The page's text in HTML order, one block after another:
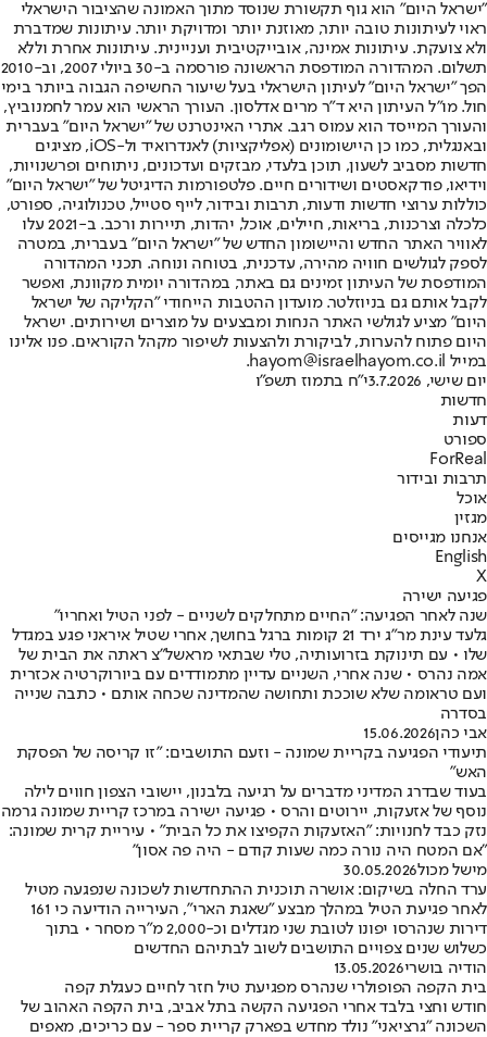
"ישראל היום" הוא גוף תקשורת שנוסד מתוך האמונה שהציבור הישראלי
ראוי לעיתונות טובה יותר, מאוזנת יותר ומדויקת יותר. עיתונות שמדברת
ולא צועקת. עיתונות אמינה, אובייקטיבית ועניינית. עיתונות אחרת וללא
תשלום. המהדורה המודפסת הראשונה פורסמה ב-30 ביולי 2007, וב-2010
הפך "ישראל היום" לעיתון הישראלי בעל שיעור החשיפה הגבוה ביותר בימי
חול. מו"ל העיתון היא ד"ר מרים אדלסון. העורך הראשי הוא עמר לחמנוביץ,
והעורך המייסד הוא עמוס רגב. אתרי האינטרנט של "ישראל היום" בעברית
ובאנגלית, כמו כן היישומונים (אפליקציות) לאנדרואיד ול-iOS, מציגים
חדשות מסביב לשעון, תוכן בלעדי, מבזקים ועדכונים, ניתוחים ופרשנויות,
וידיאו, פודקאסטים ושידורים חיים. פלטפורמות הדיגיטל של "ישראל היום"
כוללות ערוצי חדשות ודעות, תרבות ובידור, לייף סטייל, טכנולוגיה, ספורט,
כלכלה וצרכנות, בריאות, חיילים, אוכל, יהדות, תיירות ורכב. ב-2021 עלו
לאוויר האתר החדש והיישומון החדש של "ישראל היום" בעברית, במטרה
לספק לגולשים חוויה מהירה, עדכנית, בטוחה ונוחה. תכני המהדורה
המודפסת של העיתון זמינים גם באתר, במהדורה יומית מקוונת, ואפשר
לקבל אותם גם בניוזלטר. מועדון ההטבות הייחודי "הקליקה של ישראל
היום" מציע לגולשי האתר הנחות ומבצעים על מוצרים ושירותים. ישראל
היום פתוח להערות, לביקורת ולהצעות לשיפור מקהל הקוראים. פנו אלינו
במייל hayom@israelhayom.co.il.
יום שישי, 3.7.2026
י"ח בתמוז תשפ"ו
חדשות
דעות
ספורט
ForReal
תרבות ובידור
אוכל
מגזין
אנחנו מגייסים
English
X
פגיעה ישירה
שנה לאחר הפגיעה: "החיים מתחלקים לשניים - לפני הטיל ואחריו"
גלעד עינת מר"ג ירד 21 קומות ברגל בחושך, אחרי שטיל איראני פגע במגדל
שלו • עם תינוקת בזרועותיה, טלי שבתאי מראשל"צ ראתה את הבית של
אמה נהרס • שנה אחרי, השניים עדיין מתמודדים עם ביורוקרטיה אכזרית
ועם טראומה שלא שוככת ותחושה שהמדינה שכחה אותם • כתבה שנייה
בסדרה
אבי כהן15.06.2026
תיעודי הפגיעה בקריית שמונה - וזעם התושבים: "זו קריסה של הפסקת
האש"
בעוד שבדרג המדיני מדברים על רגיעה בלבנון, יישובי הצפון חווים לילה
נוסף של אזעקות, יירוטים והרס • פגיעה ישירה במרכז קריית שמונה גרמה
נזק כבד לחנויות: "האזעקות הקפיצו את כל הבית" • עיריית קרית שמונה:
"אם המטח היה נורה כמה שעות קודם - היה פה אסון"
מישל מכול30.05.2026
ערד החלה בשיקום: אושרה תוכנית ההתחדשות לשכונה שנפגעה מטיל
לאחר פגיעת הטיל במהלך מבצע "שאגת הארי", העירייה הודיעה כי 161
דירות שנהרסו יפונו לטובת שני מגדלים וכ-2,000 מ"ר מסחר • בתוך
כשלוש שנים צפויים התושבים לשוב לבתיהם החדשים
הודיה בושרי13.05.2026
בית הקפה הפופולרי שנהרס מפגיעת טיל חזר לחיים כעגלת קפה
חודש וחצי בלבד אחרי הפגיעה הקשה בתל אביב, בית הקפה האהוב של
השכונה "גרציאני" נולד מחדש בפארק קריית ספר - עם כריכים, מאפים